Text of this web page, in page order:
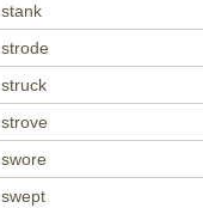
stank
strode
struck
strove
swore
swept